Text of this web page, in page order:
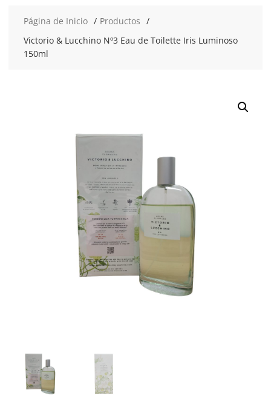
Página de Inicio
Productos
Victorio & Lucchino Nº3 Eau de Toilette Iris Luminoso
150ml